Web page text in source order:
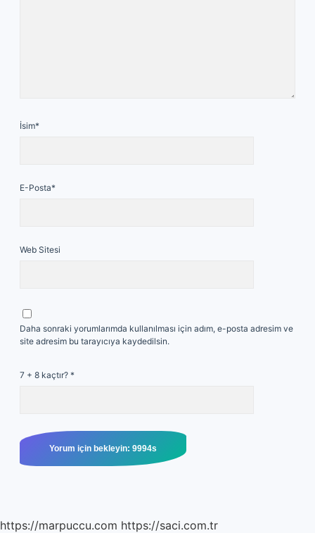
İsim*
E-Posta*
Web Sitesi
Daha sonraki yorumlarımda kullanılması için adım, e-posta adresim ve
site adresim bu tarayıcıya kaydedilsin.
7 + 8 kaçtır? *
https://marpuccu.com https://saci.com.tr